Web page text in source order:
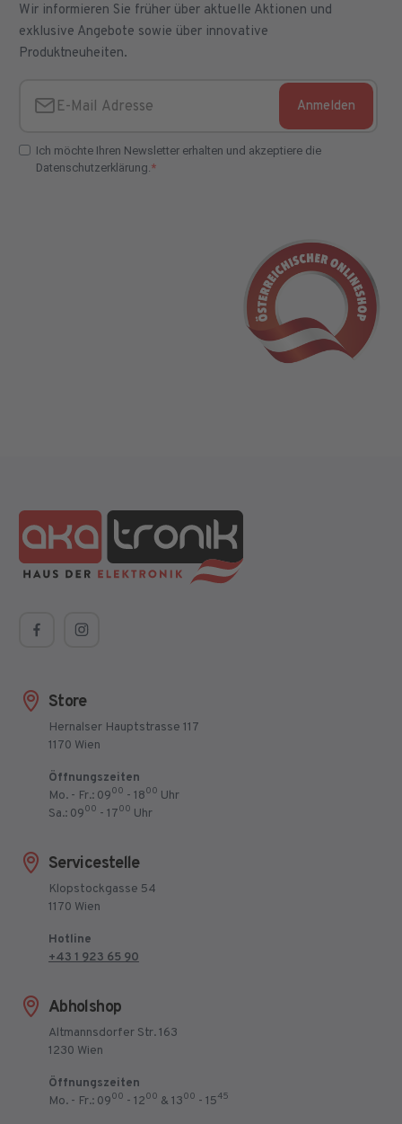
Wir informieren Sie früher über aktuelle Aktionen und
exklusive Angebote sowie über innovative
Produktneuheiten.
Ich möchte Ihren Newsletter erhalten und akzeptiere die
Datenschutzerklärung.
Anmelden
Store
Hernalser Hauptstrasse 117
1170 Wien
Öffnungszeiten
Mo. - Fr.: 0900 - 1800 Uhr
Sa.: 0900 - 1700 Uhr
Servicestelle
Klopstockgasse 54
1170 Wien
Hotline
+43 1 923 65 90
Abholshop
Altmannsdorfer Str. 163
1230 Wien
Öffnungszeiten
Mo. - Fr.: 0900 - 1200 & 1300 - 1545